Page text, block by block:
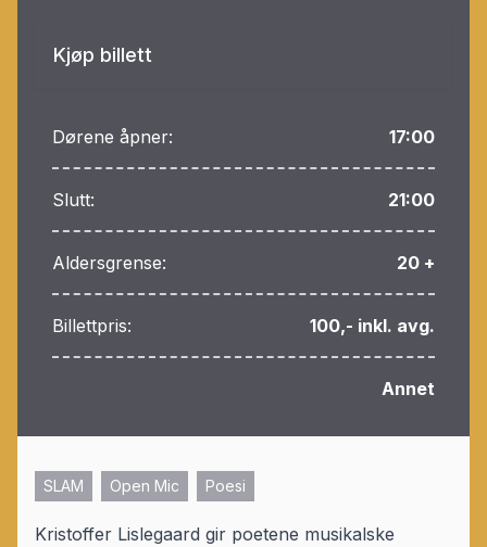
Kjøp billett
Dørene åpner: 17:00
Slutt: 21:00
Aldersgrense: 20 +
Billettpris: 100,- inkl. avg.
Annet
SLAM Open Mic Poesi
Kristoffer Lislegaard gir poetene musikalske